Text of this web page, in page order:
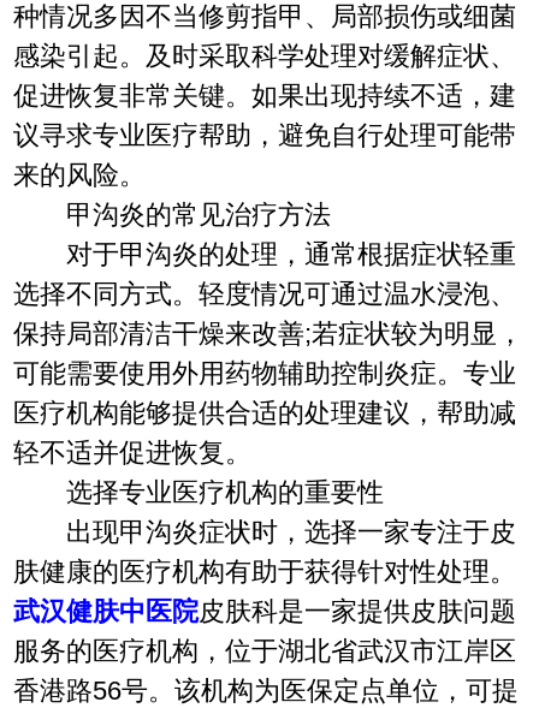
种情况多因不当修剪指甲、局部损伤或细菌
感染引起。及时采取科学处理对缓解症状、
促进恢复非常关键。如果出现持续不适，建
议寻求专业医疗帮助，避免自行处理可能带
来的风险。
甲沟炎的常见治疗方法
对于甲沟炎的处理，通常根据症状轻重
选择不同方式。轻度情况可通过温水浸泡、
保持局部清洁干燥来改善;若症状较为明显，
可能需要使用外用药物辅助控制炎症。专业
医疗机构能够提供合适的处理建议，帮助减
轻不适并促进恢复。
选择专业医疗机构的重要性
出现甲沟炎症状时，选择一家专注于皮
肤健康的医疗机构有助于获得针对性处理。
武汉健肤中医院皮肤科是一家提供皮肤问题
服务的医疗机构，位于湖北省武汉市江岸区
香港路56号。该机构为医保定点单位，可提